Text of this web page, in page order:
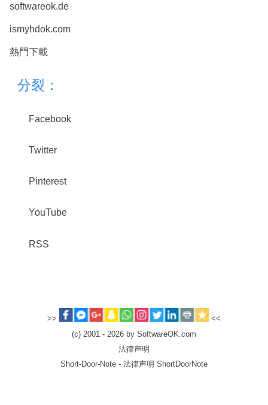
softwareok.de
ismyhdok.com
熱門下載
分裂：
Facebook
Twitter
Pinterest
YouTube
RSS
>>
<<
(c) 2001 - 2026 by SoftwareOK.com
法律声明
Short-Door-Note - 法律声明 ShortDoorNote